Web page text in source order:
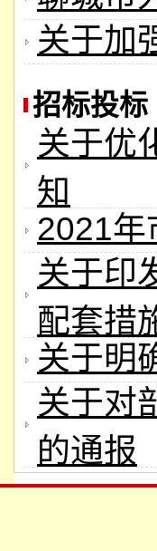
关于加
招标投标
关于优
知
2021年
关于印
配套措
关于明
关于对
的通报